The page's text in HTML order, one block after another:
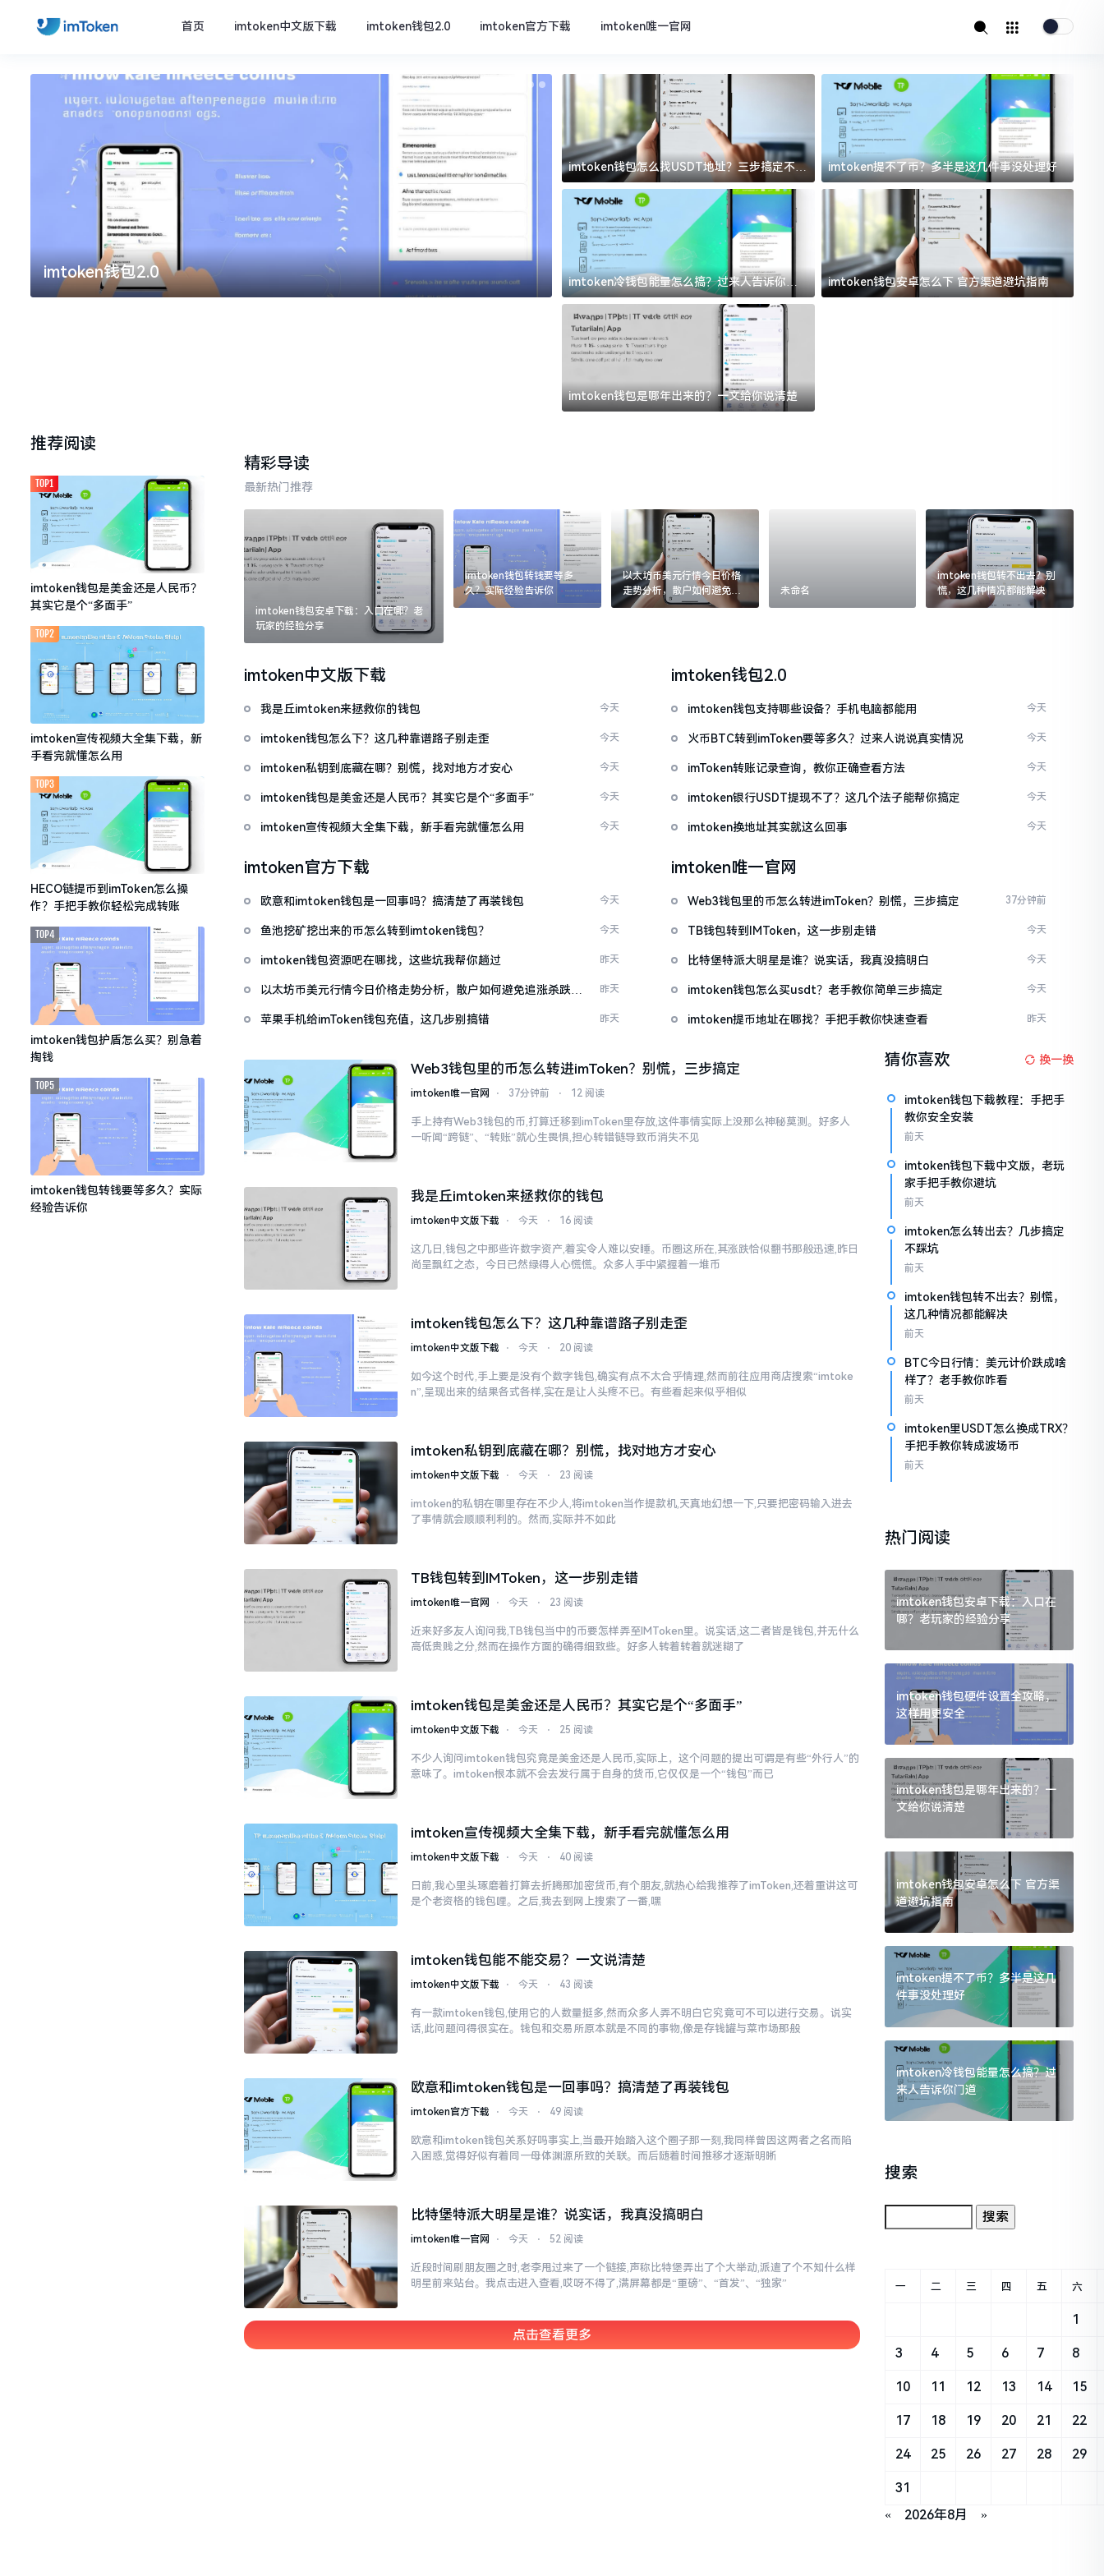
首页 imtoken中文版下载 imtoken钱包2.0 imtoken官方下载 imtoken唯一官网
imtoken钱包2.0 imtoken官方下载
imtoken钱包怎么找USDT地址？三步搞定不踩
坑
imtoken提不了币？多半是这几件事没处理好
imtoken冷钱包能量怎么搞？过来人告诉你门
道
imtoken钱包安卓怎么下 官方渠道避坑指南
imtoken钱包是哪年出来的？一文给你说清楚
推荐阅读
imtoken钱包是美金还是人民币？
其实它是个“多面手”
TOP1
imtoken宣传视频大全集下载，新
手看完就懂怎么用
TOP2
HECO链提币到imToken怎么操
作？手把手教你轻松完成转账
TOP3
imtoken钱包护盾怎么买？别急着
掏钱
TOP4
imtoken钱包转钱要等多久？实际
经验告诉你
TOP5
精彩导读
最新热门推荐
imtoken钱包安卓下载：入口在哪？老
玩家的经验分享
imtoken钱包转钱要等多
久？实际经验告诉你
以太坊币美元行情今日价格
走势分析，散户如何避免追
涨杀跌被套牢
未命名
imtoken钱包转不出去？别
慌，这几种情况都能解决
imtoken中文版下载
我是丘imtoken来拯救你的钱包 今天
imtoken钱包怎么下？这几种靠谱路子别走歪 今天
imtoken私钥到底藏在哪？别慌，找对地方才安心 今天
imtoken钱包是美金还是人民币？其实它是个“多面手” 今天
imtoken宣传视频大全集下载，新手看完就懂怎么用 今天
imtoken钱包2.0
imtoken钱包支持哪些设备？手机电脑都能用 今天
火币BTC转到imToken要等多久？过来人说说真实情况 今天
imToken转账记录查询，教你正确查看方法 今天
imtoken银行USDT提现不了？这几个法子能帮你搞定 今天
imtoken换地址其实就这么回事 今天
imtoken官方下载
欧意和imtoken钱包是一回事吗？搞清楚了再装钱包 今天
鱼池挖矿挖出来的币怎么转到imtoken钱包？ 今天
imtoken钱包资源吧在哪找，这些坑我帮你趟过 昨天
以太坊币美元行情今日价格走势分析，散户如何避免追涨杀跌被
昨天
苹果手机给imToken钱包充值，这几步别搞错 昨天
imtoken唯一官网
Web3钱包里的币怎么转进imToken？别慌，三步搞定 37分钟前
TB钱包转到IMToken，这一步别走错 今天
比特堡特派大明星是谁？说实话，我真没搞明白 今天
imtoken钱包怎么买usdt？老手教你简单三步搞定 今天
imtoken提币地址在哪找？手把手教你快速查看 昨天
Web3钱包里的币怎么转进imToken？别慌，三步搞定
imtoken唯一官网 ⋅ 37分钟前 ⋅ 12 阅读
手上持有Web3钱包的币,打算迁移到imToken里存放,这件事情实际上没那么神秘莫测。好多人
一听闻“跨链”、“转账”就心生畏惧,担心转错链导致币消失不见
我是丘imtoken来拯救你的钱包
imtoken中文版下载 ⋅ 今天 ⋅ 16 阅读
这几日,钱包之中那些许数字资产,着实令人难以安睡。币圈这所在,其涨跌恰似翻书那般迅速,昨日
尚呈飘红之态，今日已然绿得人心慌慌。众多人手中紧握着一堆币
imtoken钱包怎么下？这几种靠谱路子别走歪
imtoken中文版下载 ⋅ 今天 ⋅ 20 阅读
如今这个时代,手上要是没有个数字钱包,确实有点不太合乎情理,然而前往应用商店搜索“imtoke
n”,呈现出来的结果各式各样,实在是让人头疼不已。有些看起来似乎相似
imtoken私钥到底藏在哪？别慌，找对地方才安心
imtoken中文版下载 ⋅ 今天 ⋅ 23 阅读
imtoken的私钥在哪里存在不少人,将imtoken当作提款机,天真地幻想一下,只要把密码输入进去
了事情就会顺顺利利的。然而,实际并不如此
TB钱包转到IMToken，这一步别走错
imtoken唯一官网 ⋅ 今天 ⋅ 23 阅读
近来好多友人询问我,TB钱包当中的币要怎样弄至IMToken里。说实话,这二者皆是钱包,并无什么
高低贵贱之分,然而在操作方面的确得细致些。好多人转着转着就迷糊了
imtoken钱包是美金还是人民币？其实它是个“多面手”
imtoken中文版下载 ⋅ 今天 ⋅ 25 阅读
不少人询问imtoken钱包究竟是美金还是人民币,实际上，这个问题的提出可谓是有些“外行人”的
意味了。imtoken根本就不会去发行属于自身的货币,它仅仅是一个“钱包”而已
imtoken宣传视频大全集下载，新手看完就懂怎么用
imtoken中文版下载 ⋅ 今天 ⋅ 40 阅读
日前,我心里头琢磨着打算去折腾那加密货币,有个朋友,就热心给我推荐了imToken,还着重讲这可
是个老资格的钱包哩。之后,我去到网上搜索了一番,嘿
imtoken钱包能不能交易？一文说清楚
imtoken中文版下载 ⋅ 今天 ⋅ 43 阅读
有一款imtoken钱包,使用它的人数量挺多,然而众多人弄不明白它究竟可不可以进行交易。说实
话,此问题问得很实在。钱包和交易所原本就是不同的事物,像是存钱罐与菜市场那般
欧意和imtoken钱包是一回事吗？搞清楚了再装钱包
imtoken官方下载 ⋅ 今天 ⋅ 49 阅读
欧意和imtoken钱包关系好吗事实上,当最开始踏入这个圈子那一刻,我同样曾因这两者之名而陷
入困惑,觉得好似有着同一母体渊源所致的关联。而后随着时间推移才逐渐明晰
比特堡特派大明星是谁？说实话，我真没搞明白
imtoken唯一官网 ⋅ 今天 ⋅ 52 阅读
近段时间刷朋友圈之时,老李甩过来了一个链接,声称比特堡弄出了个大举动,派遣了个不知什么样
明星前来站台。我点击进入查看,哎呀不得了,满屏幕都是“重磅”、“首发”、“独家”
点击查看更多
猜你喜欢 换一换
imtoken钱包下载教程：手把手
教你安全安装
前天
imtoken钱包下载中文版，老玩
家手把手教你避坑
前天
imtoken怎么转出去？几步搞定
不踩坑
前天
imtoken钱包转不出去？别慌，
这几种情况都能解决
前天
BTC今日行情：美元计价跌成啥
样了？老手教你咋看
前天
imtoken里USDT怎么换成TRX？
手把手教你转成波场币
前天
热门阅读
imtoken钱包安卓下载：入口在
哪？老玩家的经验分享
imtoken钱包硬件设置全攻略，
这样用更安全
imtoken钱包是哪年出来的？一
文给你说清楚
imtoken钱包安卓怎么下 官方渠
道避坑指南
imtoken提不了币？多半是这几
件事没处理好
imtoken冷钱包能量怎么搞？过
来人告诉你门道
搜索
« 2026年8月 »
一 二 三 四 五 六
1
3 4 5 6 7 8
10 11 12 13 14 15
17 18 19 20 21 22
24 25 26 27 28 29
31